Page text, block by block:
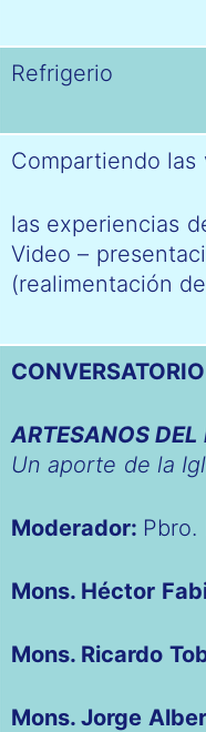
Refrigerio
Compartiendo las
las experiencias
Video –
(realimentación
ARTESANOS
Un aporte de la
Moderador: Pbro.
Mons. Héctor
Mons. Ricardo
Mons. Jorge